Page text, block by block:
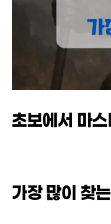
초보에서 마
가장 많이 찾